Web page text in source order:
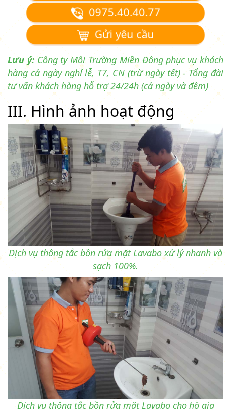
0975.40.40.77
Gửi yêu cầu
Lưu ý:Công ty Môi Trường Miền Đông phục vụ khách
hàng cả ngày nghỉ lễ, T7, CN (trừ ngày tết) - Tổng đài
tư vấn khách hàng hỗ trợ 24/24h (cả ngày và đêm)
III. Hình ảnh hoạt động
Dịch vụ thông tắc bồn rửa mặt Lavabo xử lý nhanh và
sạch 100%.
Dịch vụ thông tắc bồn rửa mặt Lavabo cho hộ gia